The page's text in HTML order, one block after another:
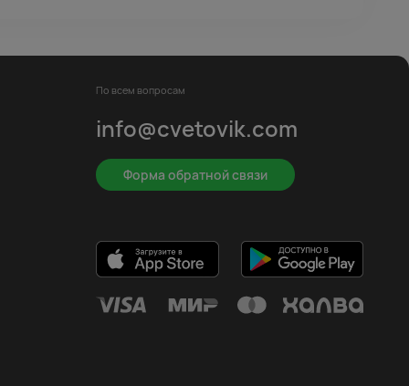
По всем вопросам
info@cvetovik.com
Форма обратной связи